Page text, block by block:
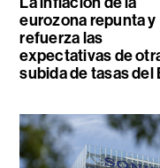
eurozona repunta y
refuerza las
expectativas de
subida de tasas del